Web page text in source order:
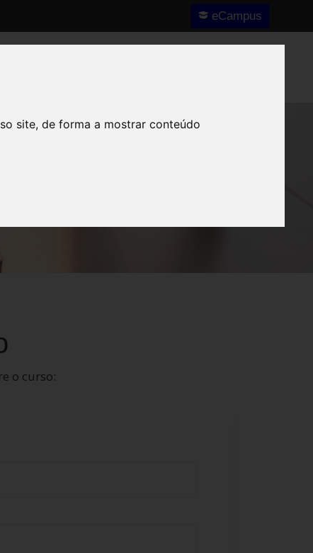
site, de forma a mostrar conteúdo
eCampus
o curso: